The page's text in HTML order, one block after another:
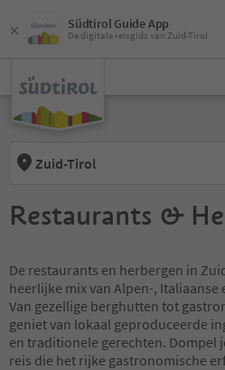
Südtirol Guide App
De digitale reisgids van Zuid-Tirol
Zuid-Tirol
Restaurants &
De restaurants en herbergen in
heerlijke mix van Alpen-,
Van gezellige berghutten tot
geniet van lokaal geproduceerde
en traditionele gerechten. Dompel
reis die het rijke gastronomische